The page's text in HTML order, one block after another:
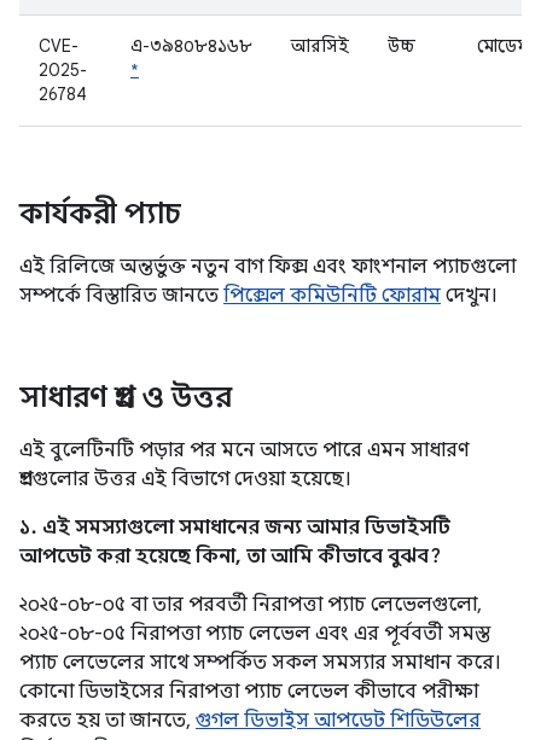
CVE-
2025-
26784
এ-৩৯৪০৮৪১৬৮
*
আরসিই উচ্চ মোডেম
কার্যকরী প্যাচ
এই রিলিজে অন্তর্ভুক্ত নতুন বাগ ফিক্স এবং ফাংশনাল প্যাচগুলো
সম্পর্কে বিস্তারিত জানতে পিক্সেল কমিউনিটি ফোরাম দেখুন।
সাধারণ প্রশ্ন ও উত্তর
এই বুলেটিনটি পড়ার পর মনে আসতে পারে এমন সাধারণ
প্রশ্নগুলোর উত্তর এই বিভাগে দেওয়া হয়েছে।
১. এই সমস্যাগুলো সমাধানের জন্য আমার ডিভাইসটি
আপডেট করা হয়েছে কিনা, তা আমি কীভাবে বুঝব?
২০২৫-০৮-০৫ বা তার পরবর্তী নিরাপত্তা প্যাচ লেভেলগুলো,
২০২৫-০৮-০৫ নিরাপত্তা প্যাচ লেভেল এবং এর পূর্ববর্তী সমস্ত
প্যাচ লেভেলের সাথে সম্পর্কিত সকল সমস্যার সমাধান করে।
কোনো ডিভাইসের নিরাপত্তা প্যাচ লেভেল কীভাবে পরীক্ষা
করতে হয় তা জানতে, গুগল ডিভাইস আপডেট শিডিউলের